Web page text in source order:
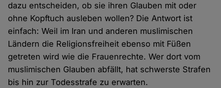
dazu entscheiden, ob sie ihren Glauben mit oder
ohne Kopftuch ausleben wollen? Die Antwort ist
einfach: Weil im Iran und anderen muslimischen
Ländern die Religionsfreiheit ebenso mit Füßen
getreten wird wie die Frauenrechte. Wer dort vom
muslimischen Glauben abfällt, hat schwerste Strafen
bis hin zur Todesstrafe zu erwarten.